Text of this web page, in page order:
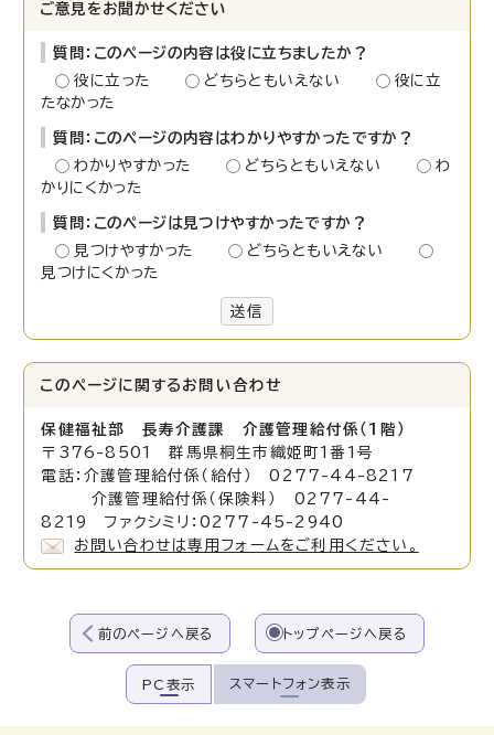
ご意見をお聞かせください
質問：このページの内容は役に立ちましたか？
役に立った
どちらともいえない
役に立
たなかった
質問：このページの内容はわかりやすかったですか？
わかりやすかった
どちらともいえない
わ
かりにくかった
質問：このページは見つけやすかったですか？
見つけやすかった
どちらともいえない
見つけにくかった
送信
このページに関する お問い合わせ
保健福祉部 長寿介護課 介護管理給付係（1階）
〒376-8501 群馬県桐生市織姫町1番1号
電話：介護管理給付係（給付） 0277-44-8217
介護管理給付係（保険料） 0277-44-
8219 ファクシミリ：0277-45-2940
お問い合わせは専用フォームをご利用ください。
前のページへ戻る トップページへ戻る
PC表示 スマートフォン表示